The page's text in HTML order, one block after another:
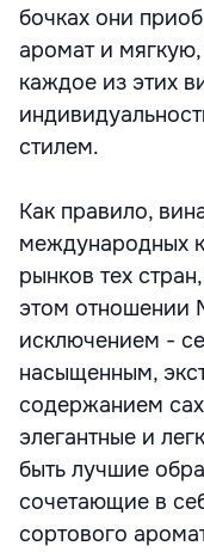
бочках они
аромат и мягкую,
каждое из этих
стилем.
Как правило,
международных
рынков тех
этом отношении
исключением -
насыщенным,
содержанием
элегантные и
быть лучшие
сочетающие в
сортового